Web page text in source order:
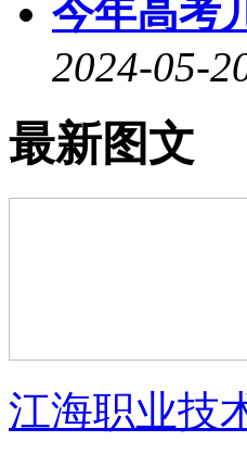
今年高考
2024-05-
最新图文
江海职业技